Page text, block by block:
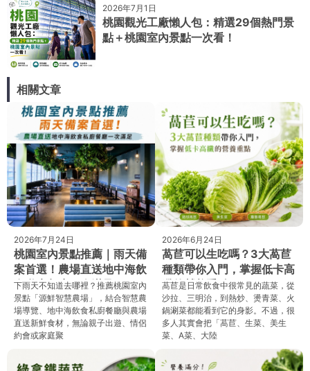
2026年7月1日
桃園觀光工廠懶人包：精選29個熱門景
點＋桃園室內景點一次看！
相關文章
2026年7月24日
桃園室內景點推薦｜雨天備
案首選！農場直送地中海飲
食私廚餐廳一次滿足
下雨天不知道去哪裡？推薦桃園室內
景點「源鮮智慧農場」，結合智慧農
場導覽、地中海飲食私廚餐廳與農場
直送新鮮食材，無論親子出遊、情侶
約會或家庭聚
2026年6月24日
萵苣可以生吃嗎？3大萵苣
種類帶你入門，掌握低卡高
纖的營養重點
萵苣是日常飲食中很常見的蔬菜，從
沙拉、三明治，到熱炒、燙青菜、火
鍋涮菜都能看到它的身影。不過，很
多人其實會把「萵苣、生菜、美生
菜、A菜、大陸